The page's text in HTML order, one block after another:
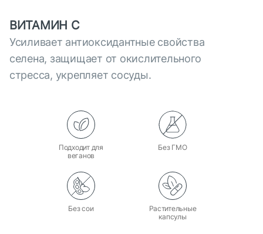
ВИТАМИН С
Усиливает антиоксидантные свойства
селена, защищает от окислительного
стресса, укрепляет сосуды.
Подходит для
веганов
Без ГМО
Без сои
Растительные
капсулы